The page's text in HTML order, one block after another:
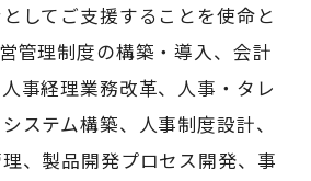
してご支援することを使命と
管理制度の構築・導入、会計
事経理業務改革、人事・タレ
ステム構築、人事制度設計、
、製品開発プロセス開発、事